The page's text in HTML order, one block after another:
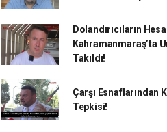
Dolandırıcıların
Kahramanmaraş’ta
Takıldı!
Çarşı Esnaflarından
Tepkisi!